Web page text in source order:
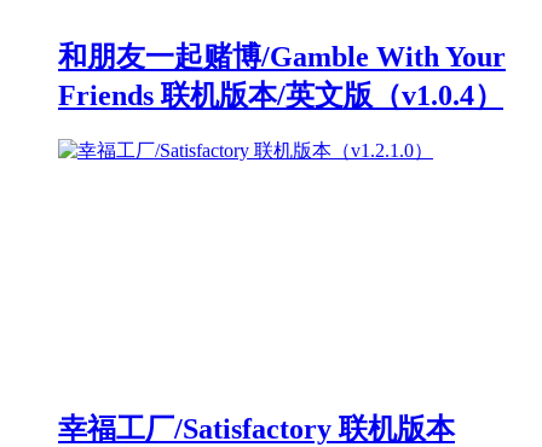
和朋友一起赌博/Gamble With Your
Friends 联机版本/英文版（v1.0.4）
幸福工厂/Satisfactory 联机版本